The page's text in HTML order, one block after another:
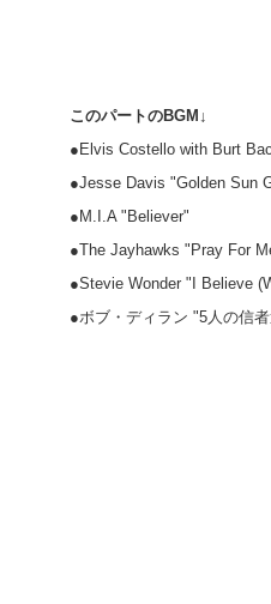
このパートのBGM↓
●Elvis Costello with Burt
●Jesse Davis "Golden Sun
●M.I.A "Believer"
●The Jayhawks "Pray For
●Stevie Wonder "I Believe
●ボブ・ディラン "5人の信